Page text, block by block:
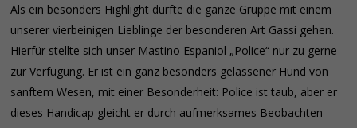
Als ein besonders Highlight durfte die ganze Gruppe mit einem
unserer vierbeinigen Lieblinge der besonderen Art Gassi gehen.
Hierfür stellte sich unser Mastino Espaniol „Police“ nur zu gerne
zur Verfügung. Er ist ein ganz besonders gelassener Hund von
sanftem Wesen, mit einer Besonderheit: Police ist taub, aber er
dieses Handicap gleicht er durch aufmerksames Beobachten